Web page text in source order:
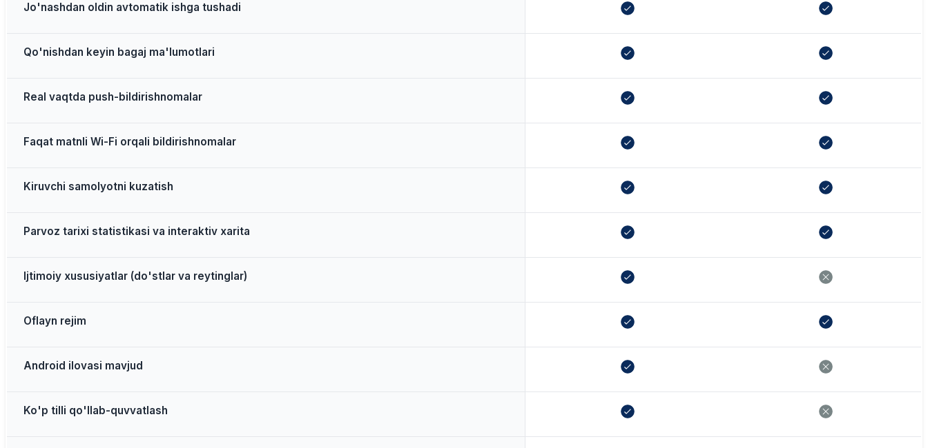
Jo'nashdan oldin avtomatik ishga tushadi
Qo'nishdan keyin bagaj ma'lumotlari
Real vaqtda push-bildirishnomalar
Faqat matnli Wi-Fi orqali bildirishnomalar
Kiruvchi samolyotni kuzatish
Parvoz tarixi statistikasi va interaktiv xarita
Ijtimoiy xususiyatlar (do'stlar va reytinglar)
Oflayn rejim
Android ilovasi mavjud
Ko'p tilli qo'llab-quvvatlash